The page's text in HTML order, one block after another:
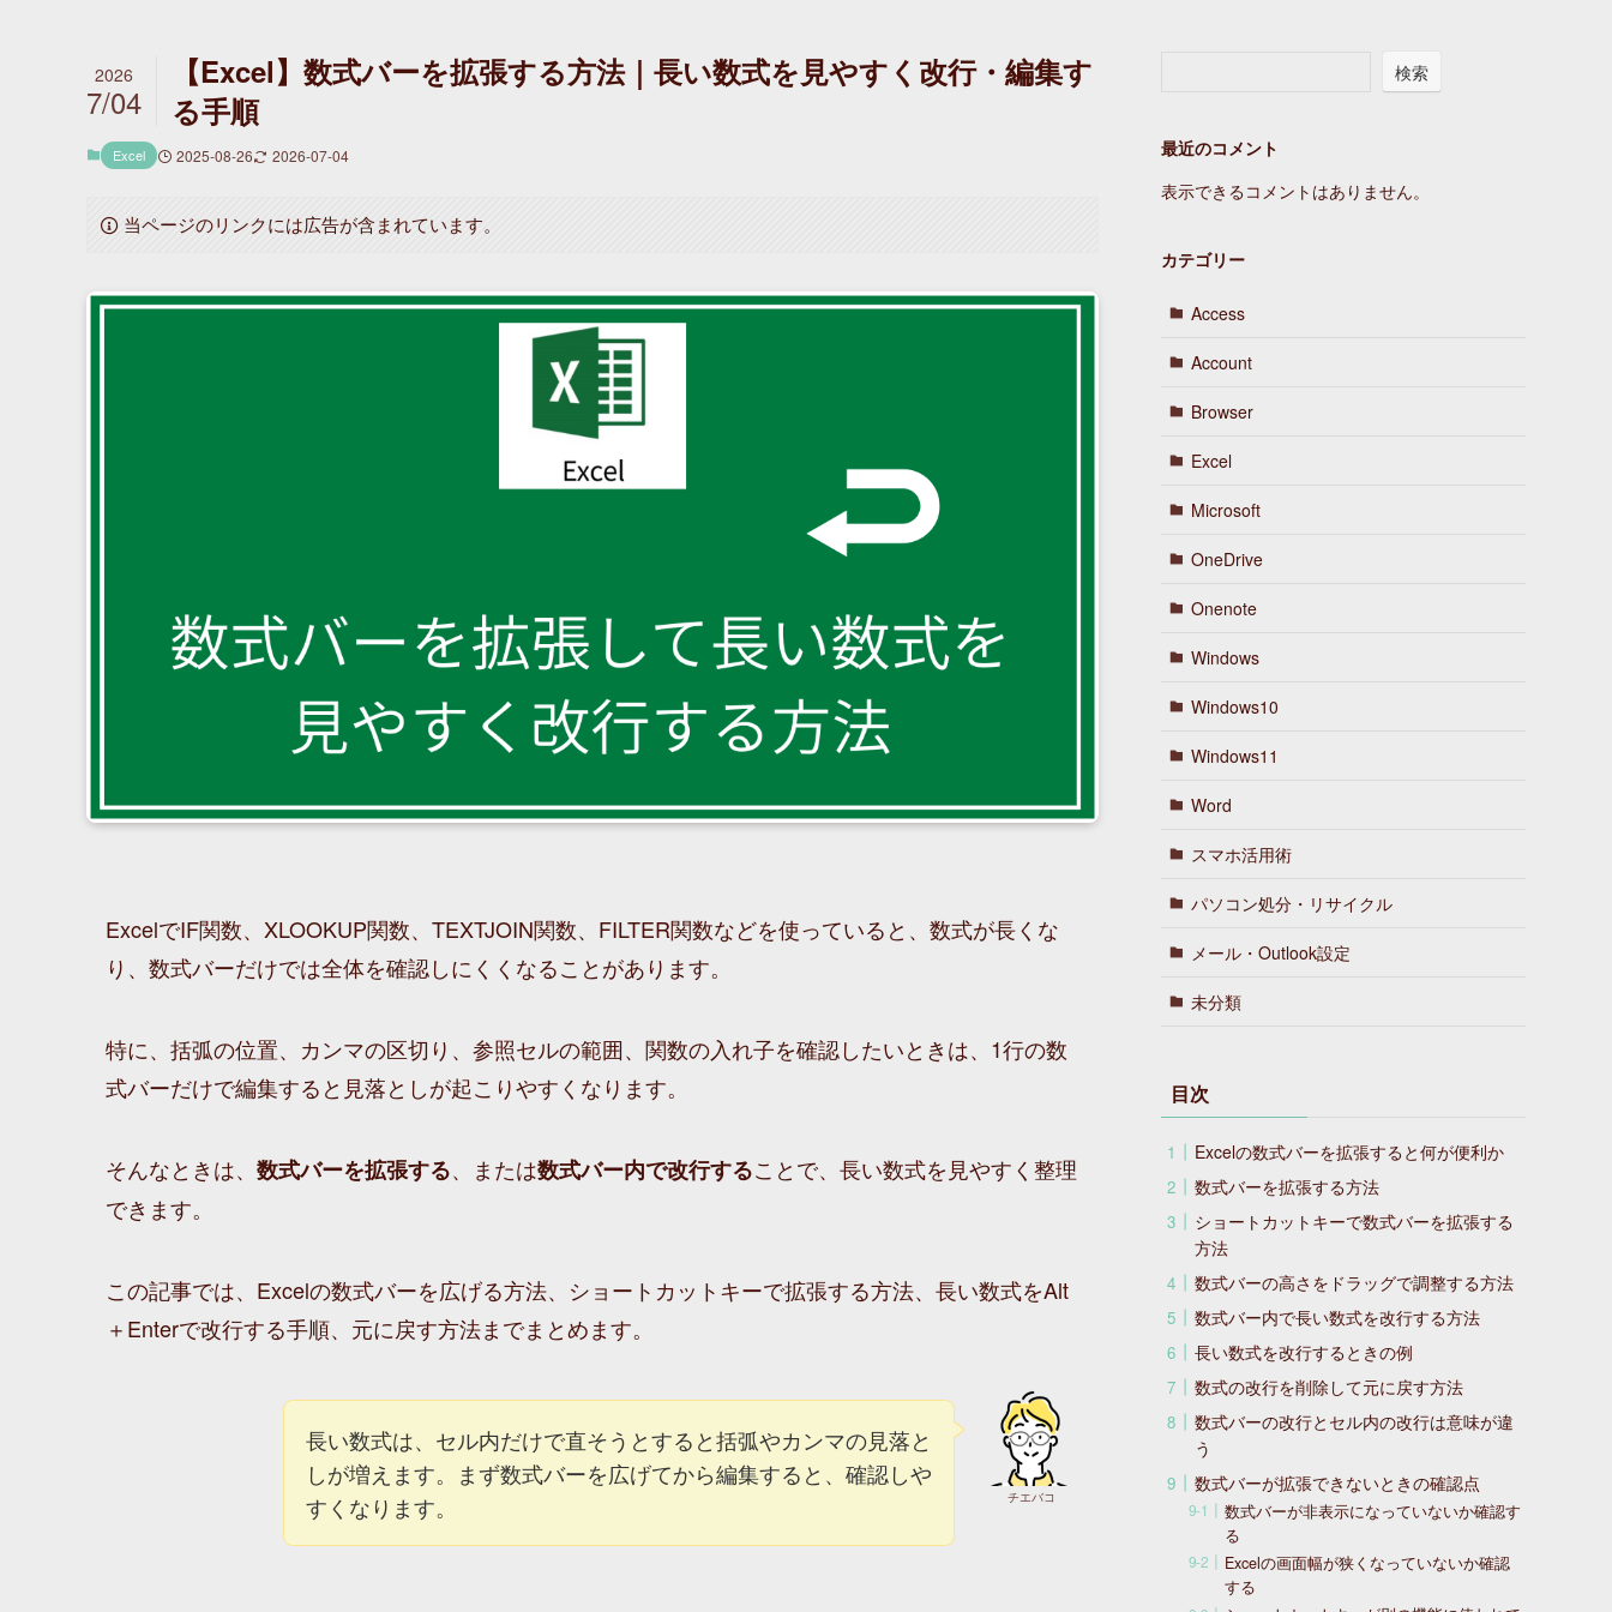
【Excel】数式バーを拡張する方法｜長い数式を見やすく改行・編集す
る手順
2026
7/04
Excel 2025-08-26 2026-07-04
当ページのリンクには広告が含まれています。
ExcelでIF関数、XLOOKUP関数、TEXTJOIN関数、FILTER関数などを使っていると、数式が長くな
り、数式バーだけでは全体を確認しにくくなることがあります。
特に、括弧の位置、カンマの区切り、参照セルの範囲、関数の入れ子を確認したいときは、1行の数
式バーだけで編集すると見落としが起こりやすくなります。
そんなときは、 数式バーを拡張する、または数式バー内で改行することで、長い数式を見やすく整理
できます。
この記事では、Excelの数式バーを広げる方法、ショートカットキーで拡張する方法、長い数式をAlt
＋Enterで改行する手順、元に戻す方法までまとめます。
チエバコ
長い数式は、セル内だけで直そうとすると括弧やカンマの見落と
しが増えます。まず数式バーを広げてから編集すると、確認しや
すくなります。
検索
最近のコメント
表示できるコメントはありません。
カテゴリー
Access
Account
Browser
Excel
Microsoft
OneDrive
Onenote
Windows
Windows10
Windows11
Word
スマホ活用術
パソコン処分・リサイクル
メール・Outlook設定
未分類
目次
Excelの数式バーを拡張すると何が便利か
数式バーを拡張する方法
ショートカットキーで数式バーを拡張する
方法
数式バーの高さをドラッグで調整する方法
数式バー内で長い数式を改行する方法
長い数式を改行するときの例
数式の改行を削除して元に戻す方法
数式バーの改行とセル内の改行は意味が違
う
数式バーが拡張できないときの確認点
数式バーが非表示になっていないか確認す
る
Excelの画面幅が狭くなっていないか確認
する